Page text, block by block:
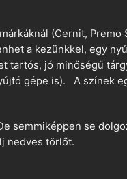
(Cernit, Premo
a kezünkkel, egy
tartós, jó minőségű
gépe is). A színek
semmiképpen se
nedves törlőt.